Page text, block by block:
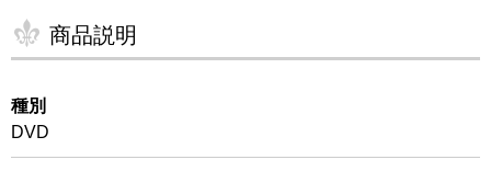
商品説明
種別
DVD